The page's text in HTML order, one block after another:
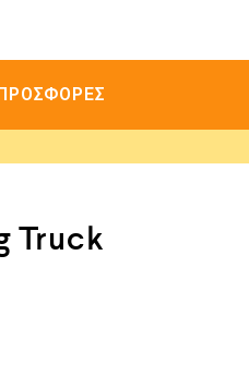
Truck